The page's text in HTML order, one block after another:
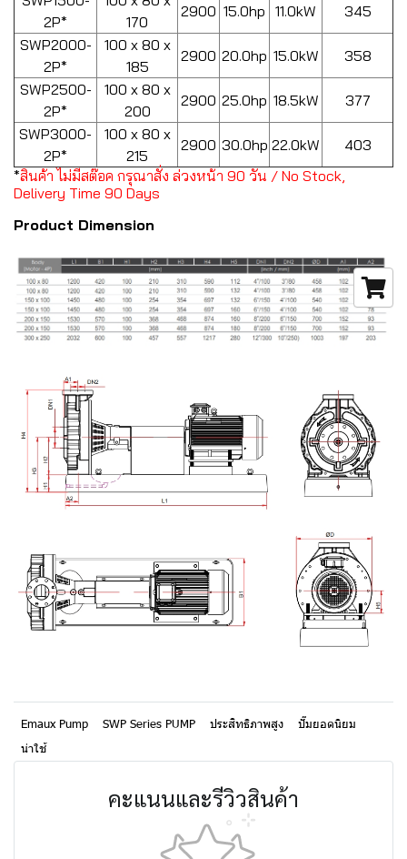
2P*
170
2900 15.0hp 11.0kW
345
SWP2000-
2P*
100 x 80 x
185
2900 20.0hp 15.0kW
358
SWP2500-
2P*
100 x 80 x
200
2900 25.0hp 18.5kW
377
SWP3000-
2P*
100 x 80 x
215
2900 30.0hp 22.0kW
403
*สินค้า ไม่มีสต๊อค กรุณาสั่ง ล่วงหน้า 90 วัน / No Stock,
Delivery Time 90 Days
Product Dimension
Emaux Pump SWP Series PUMP ประสิทธิภาพสูง
ปั๊มยอดนิยม
น่าใช้
คะแนนและรีวิวสินค้า